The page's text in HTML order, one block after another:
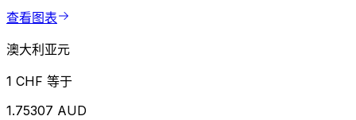
查看图表
澳大利亚元
1 CHF 等于
1.75307 AUD